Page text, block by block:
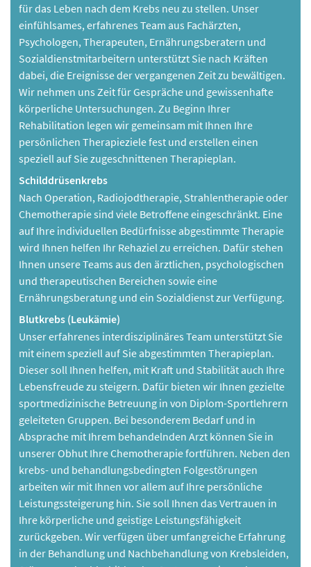
für das Leben nach dem Krebs neu zu stellen. Unser
einfühlsames, erfahrenes Team aus Fachärzten,
Psychologen, Therapeuten, Ernährungsberatern und
Sozialdienstmitarbeitern unterstützt Sie nach Kräften
dabei, die Ereignisse der vergangenen Zeit zu bewältigen.
Wir nehmen uns Zeit für Gespräche und gewissenhafte
körperliche Untersuchungen. Zu Beginn Ihrer
Rehabilitation legen wir gemeinsam mit Ihnen Ihre
persönlichen Therapieziele fest und erstellen einen
speziell auf Sie zugeschnittenen Therapieplan.
Schilddrüsenkrebs
Nach Operation, Radiojodtherapie, Strahlentherapie oder
Chemotherapie sind viele Betroffene eingeschränkt. Eine
auf Ihre individuellen Bedürfnisse abgestimmte Therapie
wird Ihnen helfen Ihr Rehaziel zu erreichen. Dafür stehen
Ihnen unsere Teams aus den ärztlichen, psychologischen
und therapeutischen Bereichen sowie eine
Ernährungsberatung und ein Sozialdienst zur Verfügung.
Blutkrebs (Leukämie)
Unser erfahrenes interdisziplinäres Team unterstützt Sie
mit einem speziell auf Sie abgestimmten Therapieplan.
Dieser soll Ihnen helfen, mit Kraft und Stabilität auch Ihre
Lebensfreude zu steigern. Dafür bieten wir Ihnen gezielte
sportmedizinische Betreuung in von Diplom-Sportlehrern
geleiteten Gruppen. Bei besonderem Bedarf und in
Absprache mit Ihrem behandelnden Arzt können Sie in
unserer Obhut Ihre Chemotherapie fortführen. Neben den
krebs- und behandlungsbedingten Folgestörungen
arbeiten wir mit Ihnen vor allem auf Ihre persönliche
Leistungssteigerung hin. Sie soll Ihnen das Vertrauen in
Ihre körperliche und geistige Leistungsfähigkeit
zurückgeben. Wir verfügen über umfangreiche Erfahrung
in der Behandlung und Nachbehandlung von Krebsleiden,